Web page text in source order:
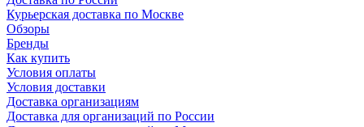
Курьерская доставка по Москве
Обзоры
Бренды
Как купить
Условия оплаты
Условия доставки
Доставка организациям
Доставка для организаций по России